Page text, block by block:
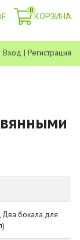
0
КОРЗИНА
Вход | Регистрация
Два бокала для